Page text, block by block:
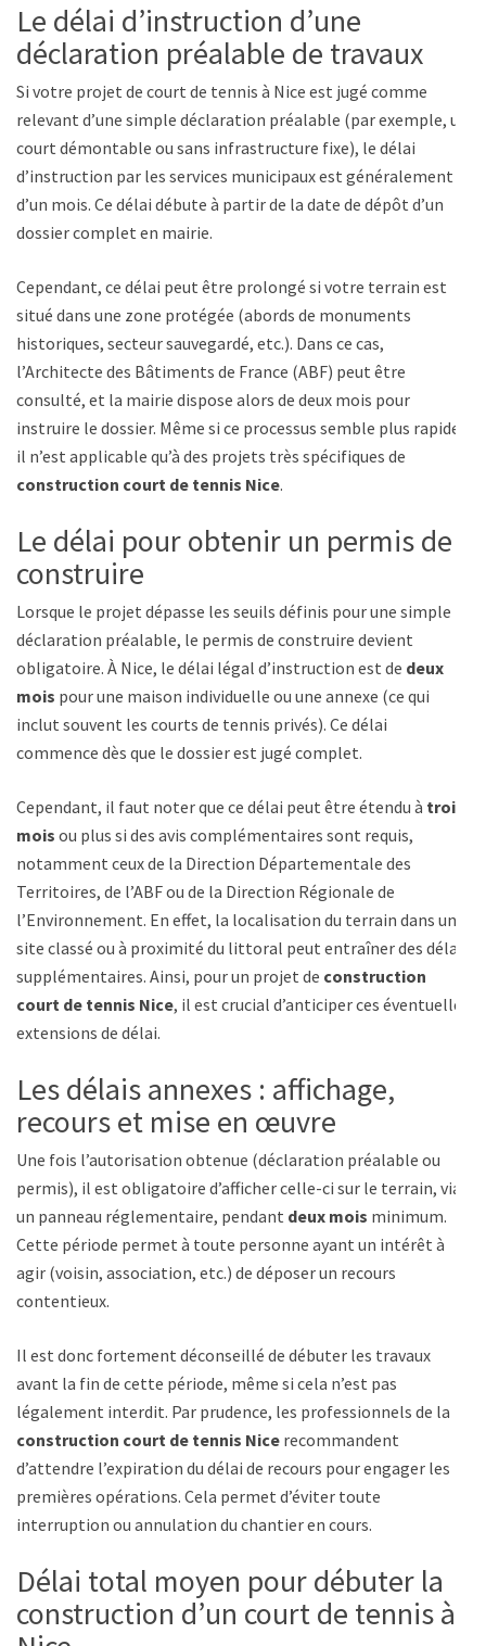
Le délai d’instruction d’une
déclaration préalable de travaux
Si votre projet de court de tennis à Nice est jugé comme
relevant d’une simple déclaration préalable (par exemple, un
court démontable ou sans infrastructure fixe), le délai
d’instruction par les services municipaux est généralement
d’un mois. Ce délai débute à partir de la date de dépôt d’un
dossier complet en mairie.
Cependant, ce délai peut être prolongé si votre terrain est
situé dans une zone protégée (abords de monuments
historiques, secteur sauvegardé, etc.). Dans ce cas,
l’Architecte des Bâtiments de France (ABF) peut être
consulté, et la mairie dispose alors de deux mois pour
instruire le dossier. Même si ce processus semble plus rapide,
il n’est applicable qu’à des projets très spécifiques de
construction court de tennis Nice.
Le délai pour obtenir un permis de
construire
Lorsque le projet dépasse les seuils définis pour une simple
déclaration préalable, le permis de construire devient
obligatoire. À Nice, le délai légal d’instruction est de deux
mois pour une maison individuelle ou une annexe (ce qui
inclut souvent les courts de tennis privés). Ce délai
commence dès que le dossier est jugé complet.
Cependant, il faut noter que ce délai peut être étendu à trois
mois ou plus si des avis complémentaires sont requis,
notamment ceux de la Direction Départementale des
Territoires, de l’ABF ou de la Direction Régionale de
l’Environnement. En effet, la localisation du terrain dans un
site classé ou à proximité du littoral peut entraîner des délais
supplémentaires. Ainsi, pour un projet de construction
court de tennis Nice, il est crucial d’anticiper ces éventuelles
extensions de délai.
Les délais annexes : affichage,
recours et mise en œuvre
Une fois l’autorisation obtenue (déclaration préalable ou
permis), il est obligatoire d’afficher celle-ci sur le terrain, via
un panneau réglementaire, pendant deux mois minimum.
Cette période permet à toute personne ayant un intérêt à
agir (voisin, association, etc.) de déposer un recours
contentieux.
Il est donc fortement déconseillé de débuter les travaux
avant la fin de cette période, même si cela n’est pas
légalement interdit. Par prudence, les professionnels de la
construction court de tennis Nice recommandent
d’attendre l’expiration du délai de recours pour engager les
premières opérations. Cela permet d’éviter toute
interruption ou annulation du chantier en cours.
Délai total moyen pour débuter la
construction d’un court de tennis à